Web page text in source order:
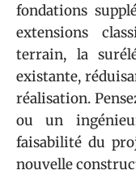
fondations
extensions
terrain, la
existante,
réalisation.
ou un
faisabilité du
nouvelle